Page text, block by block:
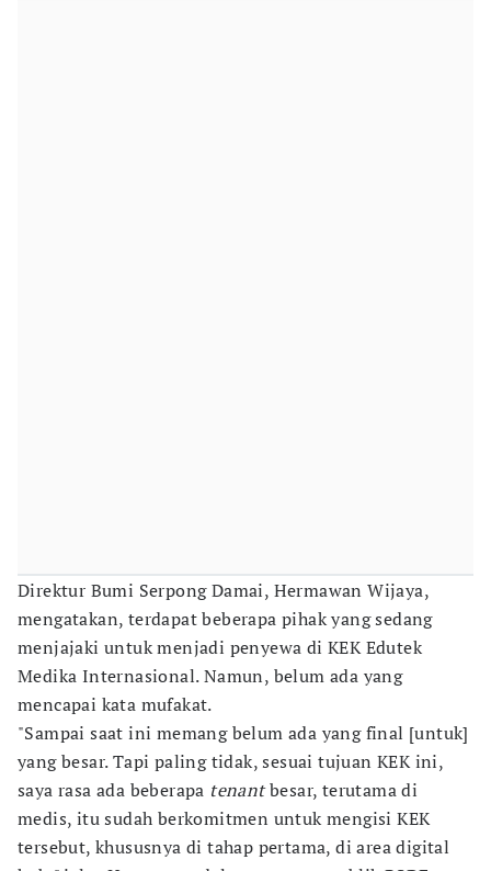
Direktur Bumi Serpong Damai, Hermawan Wijaya,
mengatakan, terdapat beberapa pihak yang sedang
menjajaki untuk menjadi penyewa di KEK Edutek
Medika Internasional. Namun, belum ada yang
mencapai kata mufakat.
"Sampai saat ini memang belum ada yang final [untuk]
yang besar. Tapi paling tidak, sesuai tujuan KEK ini,
saya rasa ada beberapa tenantbesar, terutama di
medis, itu sudah berkomitmen untuk mengisi KEK
tersebut, khususnya di tahap pertama, di area digital